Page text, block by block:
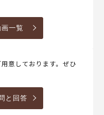
一覧
意しております。ぜひ
と回答